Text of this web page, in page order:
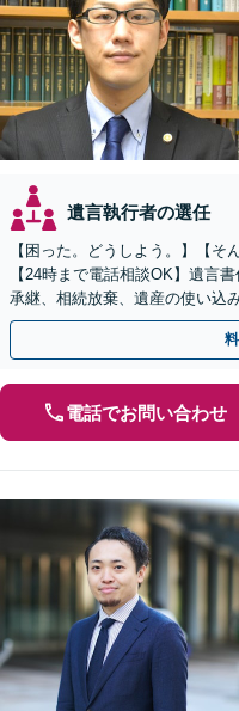
遺言執行者の選任
【困った。どうしよう。】【そ
【24時まで電話相談OK】遺言
承継、相続放棄、遺産の使い込
多数【依頼者様の最善の解決を
電話でお問い合わせ